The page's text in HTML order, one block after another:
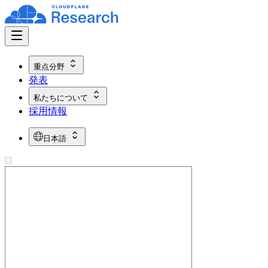
重点分野
発表
私たちについて
採用情報
日本語